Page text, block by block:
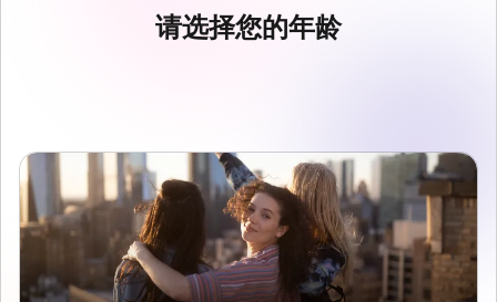
请选择您的年龄